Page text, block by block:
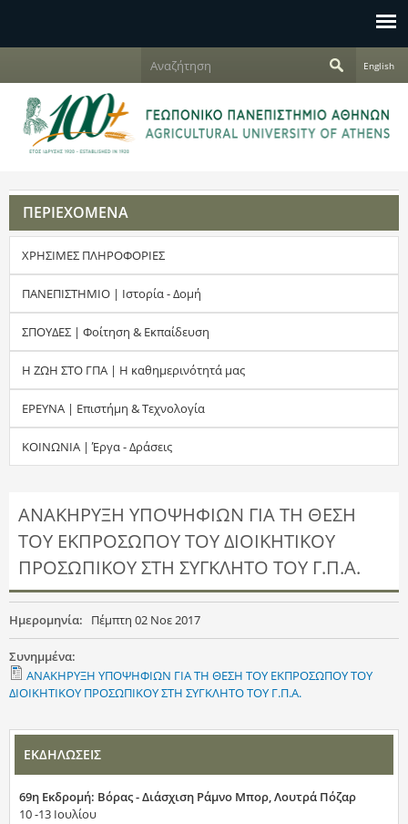
Φ
ό
μ
α
α
ν
α
ζ
ή
τ
σ
η
ς
ζ
ή
τ
η
English
ΠΕΡΙΕΧΟΜΕΝΑ
ΧΡΗΣΙΜΕΣ ΠΛΗΡΟΦΟΡΙΕΣ
ΠΑΝΕΠΙΣΤΗΜΙΟ | Ιστορία - Δομή
ΣΠΟΥΔΕΣ | Φοίτηση & Εκπαίδευση
Η ΖΩΗ ΣΤΟ ΓΠΑ | Η καθημερινότητά μας
ΕΡΕΥΝΑ | Επιστήμη & Τεχνολογία
ΚΟΙΝΩΝΙΑ | Έργα - Δράσεις
ΑΝΑΚΗΡΥΞΗ ΥΠΟΨΗΦΙΩΝ ΓΙΑ ΤΗ ΘΕΣΗ
ΤΟΥ ΕΚΠΡΟΣΩΠΟΥ ΤΟΥ ΔΙΟΙΚΗΤΙΚΟΥ
ΠΡΟΣΩΠΙΚΟΥ ΣΤΗ ΣΥΓΚΛΗΤΟ ΤΟΥ Γ.Π.Α.
Ημερομηνία: Πέμπτη 02 Νοε 2017
Συνημμένα:
ΑΝΑΚΗΡΥΞΗ ΥΠΟΨΗΦΙΩΝ ΓΙΑ ΤΗ ΘΕΣΗ ΤΟΥ ΕΚΠΡΟΣΩΠΟΥ ΤΟΥ
ΔΙΟΙΚΗΤΙΚΟΥ ΠΡΟΣΩΠΙΚΟΥ ΣΤΗ ΣΥΓΚΛΗΤΟ ΤΟΥ Γ.Π.Α.
ΕΚΔΗΛΩΣΕΙΣ
69η Εκδρομή: Βόρας - Διάσχιση Ράμνο Μπορ, Λουτρά Πόζαρ
10 -13 Ιουλίου